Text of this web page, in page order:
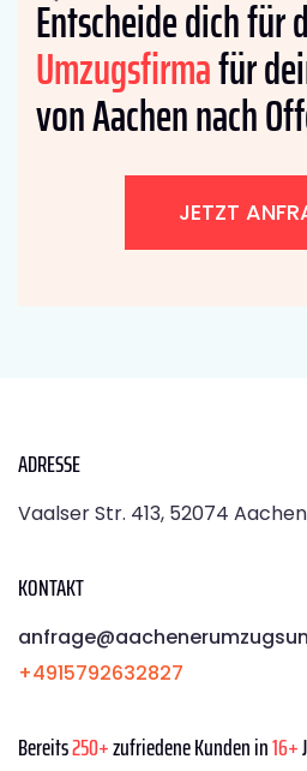
Entscheide dich für
Umzugsfirmafür
von Aachen nach
JETZT
ADRESSE
Vaalser Str. 413, 52074 Aachen
KONTAKT
+4915792632827
Bereits250+zufriedene Kunden in16+